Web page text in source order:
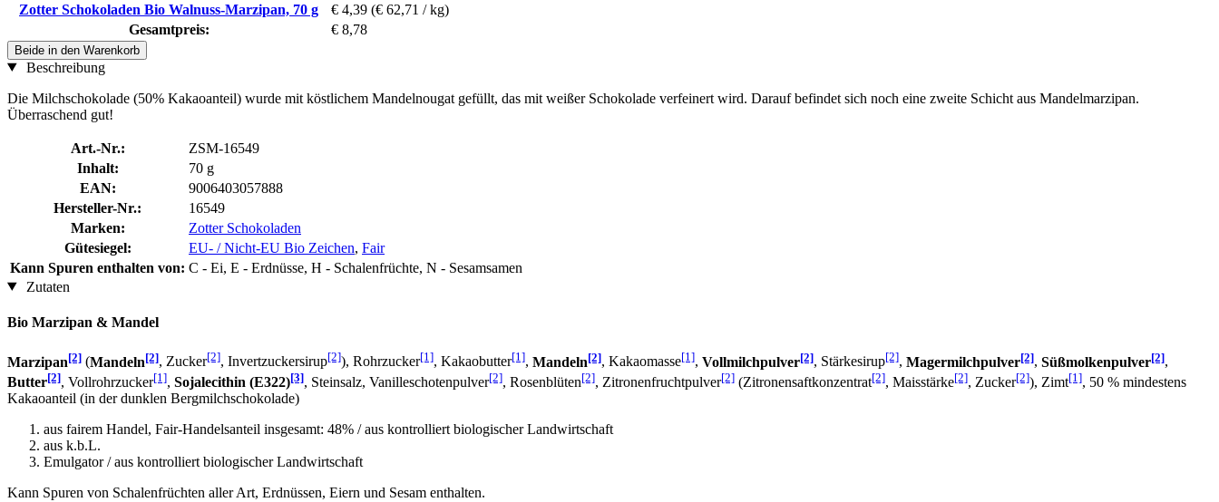
Zotter Schokoladen Bio Walnuss-Marzipan, 70 g
€ 4,39 (€ 62,71 / kg)
Gesamtpreis:
€ 8,78
Beide in den Warenkorb
Beschreibung
Die Milchschokolade (50% Kakaoanteil) wurde mit köstlichem Mandelnougat gefüllt, das mit weißer Schokolade verfeinert wird. Darauf befindet sich noch eine zweite Schicht aus Mandelmarzipan.
Überraschend gut!
Art.-Nr.:
ZSM-16549
Inhalt:
70 g
EAN:
9006403057888
Hersteller-Nr.:
16549
Marken:
Zotter Schokoladen
Gütesiegel:
EU- / Nicht-EU Bio Zeichen, Fair
Kann Spuren enthalten von: C - Ei, E - Erdnüsse, H - Schalenfrüchte, N - Sesamsamen
Zutaten
Bio Marzipan & Mandel
Marzipan[2] (Mandeln[2], Zucker[2], Invertzuckersirup[2]), Rohrzucker[1], Kakaobutter[1], Mandeln[2], Kakaomasse[1], Vollmilchpulver[2], Stärkesirup[2], Magermilchpulver[2], Süßmolkenpulver[2],
Butter[2], Vollrohrzucker[1], Sojalecithin (E322)[3], Steinsalz, Vanilleschotenpulver[2], Rosenblüten[2], Zitronenfruchtpulver[2] (Zitronensaftkonzentrat[2], Maisstärke[2], Zucker[2]), Zimt[1], 50 % mindestens
Kakaoanteil (in der dunklen Bergmilchschokolade)
aus fairem Handel, Fair-Handelsanteil insgesamt: 48% / aus kontrolliert biologischer Landwirtschaft
aus k.b.L.
Emulgator / aus kontrolliert biologischer Landwirtschaft
Kann Spuren von Schalenfrüchten aller Art, Erdnüssen, Eiern und Sesam enthalten.